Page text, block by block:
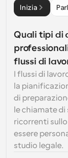
Inizia
Quali tipi di
flussi di
I flussi di
la
di
le chiamate
ricorrenti
essere
studio legale.